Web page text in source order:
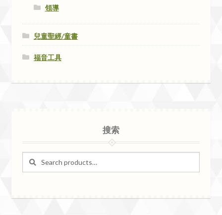
領導
兒童聖經/童書
福音工具
搜索